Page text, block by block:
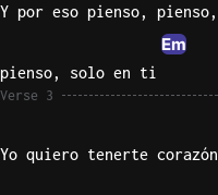
Y por eso pienso, pienso,
Em
pienso, solo en ti
Verse 3
Yo quiero tenerte corazón